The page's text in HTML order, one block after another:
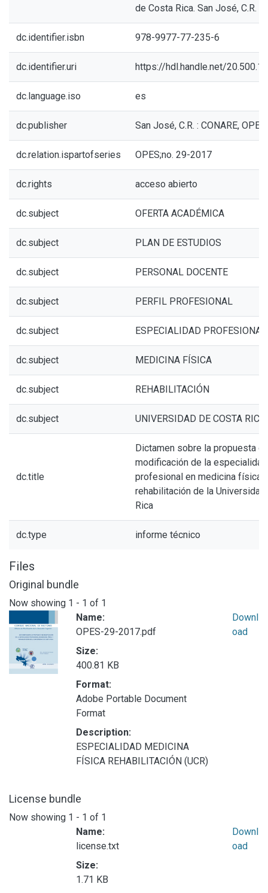
de Costa Rica. San José, C.R. :
dc.identifier.isbn 978-9977-77-235-6
dc.identifier.uri https://hdl.handle.net/
dc.language.iso es
dc.publisher San José, C.R. : CONARE, OPES
dc.relation.ispartofseries OPES;no. 29-2017
dc.rights acceso abierto
dc.subject OFERTA ACADÉMICA
dc.subject PLAN DE ESTUDIOS
dc.subject PERSONAL DOCENTE
dc.subject PERFIL PROFESIONAL
dc.subject ESPECIALIDAD PROFESIONAL
dc.subject MEDICINA FÍSICA
dc.subject REHABILITACIÓN
dc.subject UNIVERSIDAD DE COSTA RICA
dc.title
Dictamen sobre la propuesta
modificación de la especialidad
profesional en medicina física y
rehabilitación de la
Rica
dc.type informe técnico
Files
Original bundle
Now showing 1 - 1 of 1
Name:
OPES-29-2017.pdf
Size:
400.81 KB
Format:
Adobe Portable Document
Format
Description:
ESPECIALIDAD MEDICINA
FÍSICA REHABILITACIÓN (UCR)
Downl
oad
License bundle
Now showing 1 - 1 of 1
Name:
license.txt
Size:
1.71 KB
Downl
oad